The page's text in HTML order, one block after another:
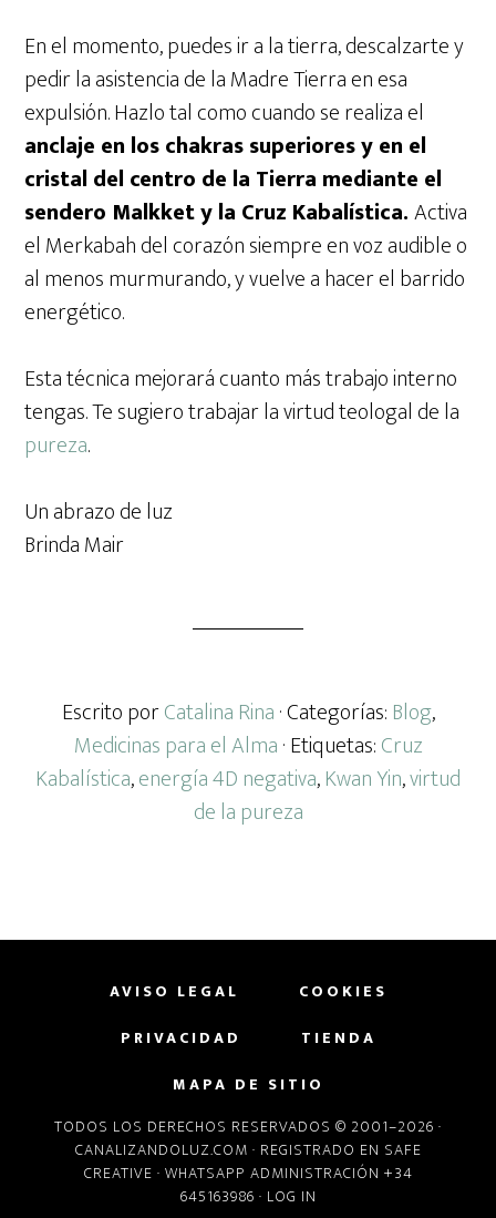
En el momento, puedes ir a la tierra, descalzarte y
pedir la asistencia de la Madre Tierra en esa
expulsión. Hazlo tal como cuando se realiza el
anclaje en los chakras superiores y en el
cristal del centro de la Tierra mediante el
sendero Malkket y la Cruz Kabalística.Activa
el Merkabah del corazón siempre en voz audible o
al menos murmurando, y vuelve a hacer el barrido
energético.
Esta técnica mejorará cuanto más trabajo interno
tengas. Te sugiero trabajar la virtud teologal de la
pureza.
Un abrazo de luz
Brinda Mair
Escrito porCatalina Rina· Categorías: Blog,
Medicinas para el Alma· Etiquetas:Cruz
Kabalística,energía 4D negativa,Kwan Yin,virtud
de la pureza
AVISO LEGAL
COOKIES
PRIVACIDAD
TIENDA
MAPA DE SITIO
TODOS LOS DERECHOS RESERVADOS © 2001–2026 ·
CANALIZANDOLUZ.COM · REGISTRADO EN SAFE
CREATIVE · WHATSAPP ADMINISTRACIÓN +34
645163986 · LOG IN